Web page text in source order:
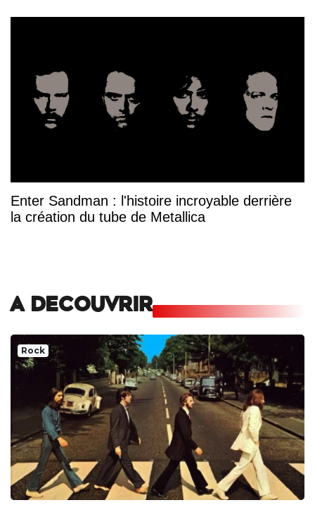
Enter Sandman : l'histoire incroyable derrière
la création du tube de Metallica
A DECOUVRIR
Rock